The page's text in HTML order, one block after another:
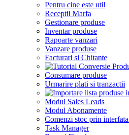
Pentru cine este util
Receptii Marfa
Gestionare produse
Inventar produse
Rapoarte vanzari
Vanzare produse
Facturari si Chitante
Consumare produse
Urmarire plati si tranzactii
Modul Sales Leads
Modul Abonamente
Comenzi stoc prin
Task Manager